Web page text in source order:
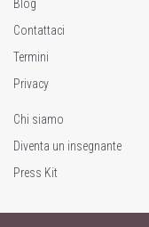
Blog
Contattaci
Termini
Privacy
Chi siamo
Diventa un insegnante
Press Kit